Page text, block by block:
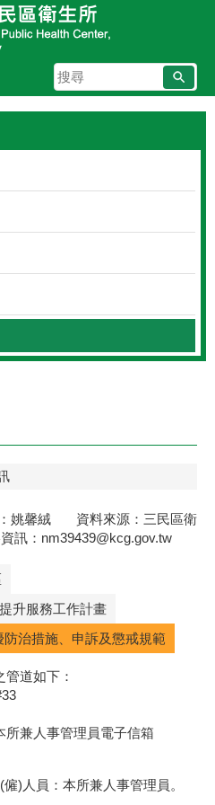
搜
尋
姚馨絨 資料來源：三民區衛
：nm39439@kcg.gov.tw
升服務工作計畫
治措施、申訴及懲戒規範
道如下：
所兼人事管理員電子信箱
)人員：本所兼人事管理員。